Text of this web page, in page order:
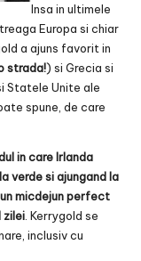
Insa in ultimele
Europa si chiar
a ajuns favorit in
strada!) si Grecia si
Statele Unite ale
spune, de care
in care Irlanda
verde si ajungand la
micdejun perfect
zilei . Kerrygold se
inclusiv cu